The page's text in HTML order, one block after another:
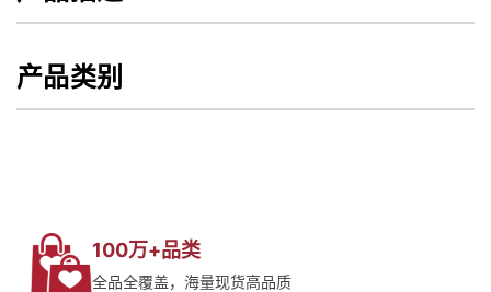
产品类别
100万+品类
全品全覆盖，海量现货高品质